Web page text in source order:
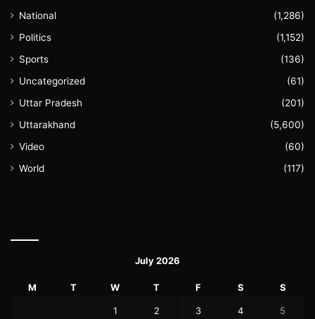
National
(1,286)
Politics
(1,152)
Sports
(136)
Uncategorized
(61)
Uttar Pradesh
(201)
Uttarakhand
(5,600)
Video
(60)
World
(117)
July 2026
M T W T F S S
1 2 3 4 5